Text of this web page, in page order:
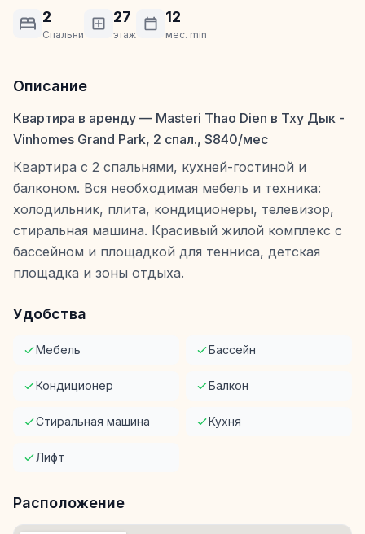
2
Спальни
27
этаж
12
мес. min
Описание
Квартира в аренду — Masteri Thao Dien в Тху Дык -
Vinhomes Grand Park, 2 спал., $840/мес
Квартира с 2 спальнями, кухней-гостиной и
балконом. Вся необходимая мебель и техника:
холодильник, плита, кондиционеры, телевизор,
стиральная машина. Красивый жилой комплекс с
бассейном и площадкой для тенниса, детская
площадка и зоны отдыха.
Удобства
Мебель Бассейн
Кондиционер Балкон
Стиральная машина Кухня
Лифт
Расположение